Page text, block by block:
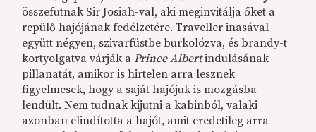
összefutnak Sir Josiah-val, aki meginvitálja őket a
repülő hajójának fedélzetére. Traveller inasával
együtt négyen, szivarfüstbe burkolózva, és brandy-t
kortyolgatva várják aPrince Albertindulásának
pillanatát, amikor is hirtelen arra lesznek
figyelmesek, hogy a saját hajójuk is mozgásba
lendült. Nem tudnak kijutni a kabinból, valaki
azonban elindította a hajót, amit eredetileg arra